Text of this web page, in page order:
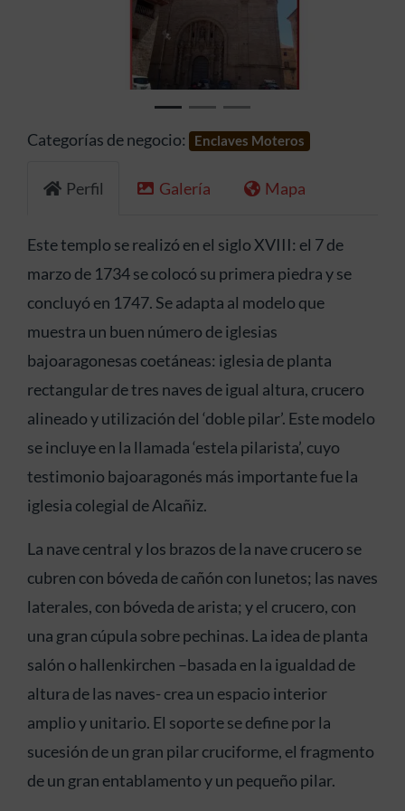
Categorías de negocio: Enclaves Moteros
Perfil Galería Mapa
Este templo se realizó en el siglo XVIII: el 7 de
marzo de 1734 se colocó su primera piedra y se
concluyó en 1747. Se adapta al modelo que
muestra un buen número de iglesias
bajoaragonesas coetáneas: iglesia de planta
rectangular de tres naves de igual altura, crucero
alineado y utilización del ‘doble pilar’. Este modelo
se incluye en la llamada ‘estela pilarista’, cuyo
testimonio bajoaragonés más importante fue la
iglesia colegial de Alcañiz.
La nave central y los brazos de la nave crucero se
cubren con bóveda de cañón con lunetos; las naves
laterales, con bóveda de arista; y el crucero, con
una gran cúpula sobre pechinas. La idea de planta
salón o hallenkirchen –basada en la igualdad de
altura de las naves- crea un espacio interior
amplio y unitario. El soporte se define por la
sucesión de un gran pilar cruciforme, el fragmento
de un gran entablamento y un pequeño pilar.